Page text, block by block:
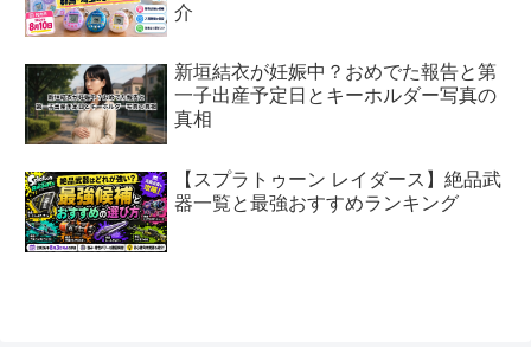
介
新垣結衣が妊娠中？おめでた報告と第
一子出産予定日とキーホルダー写真の
真相
【スプラトゥーン レイダース】絶品武
器一覧と最強おすすめランキング